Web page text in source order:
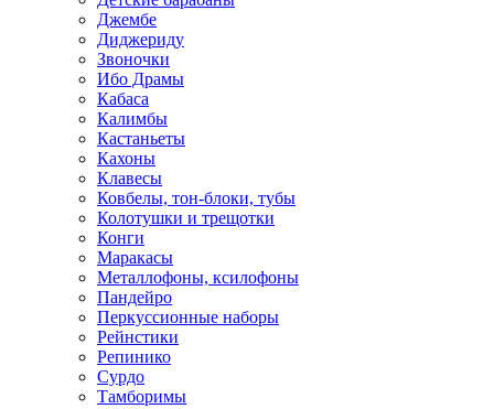
Джембе
Диджериду
Звоночки
Ибо Драмы
Кабаса
Калимбы
Кастаньеты
Кахоны
Клавесы
Ковбелы, тон-блоки, тубы
Колотушки и трещотки
Конги
Маракасы
Металлофоны, ксилофоны
Пандейро
Перкуссионные наборы
Рейнстики
Репинико
Сурдо
Тамборимы